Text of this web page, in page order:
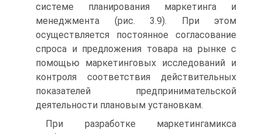
системе планирования маркетинга и
менеджмента (рис. 3.9). При этом
осуществляется постоянное согласование
спроса и предложения товара на рынке с
помощью маркетинговых исследований и
контроля соответствия действительных
показателей предпринимательской
деятельности плановым установкам.
При разработке маркетингамикса